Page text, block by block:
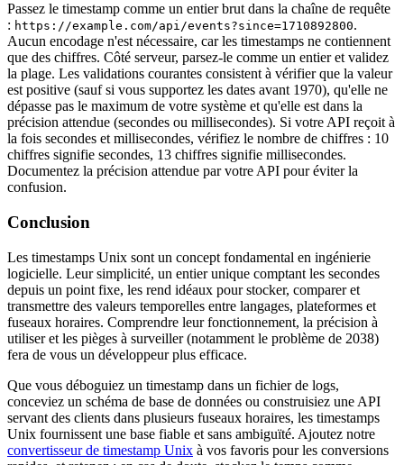
Passez le timestamp comme un entier brut dans la chaîne de requête
: https://example.com/api/events?since=1710892800.
Aucun encodage n'est nécessaire, car les timestamps ne contiennent
que des chiffres. Côté serveur, parsez-le comme un entier et validez
la plage. Les validations courantes consistent à vérifier que la valeur
est positive (sauf si vous supportez les dates avant 1970), qu'elle ne
dépasse pas le maximum de votre système et qu'elle est dans la
précision attendue (secondes ou millisecondes). Si votre API reçoit à
la fois secondes et millisecondes, vérifiez le nombre de chiffres : 10
chiffres signifie secondes, 13 chiffres signifie millisecondes.
Documentez la précision attendue par votre API pour éviter la
confusion.
Conclusion
Les timestamps Unix sont un concept fondamental en ingénierie
logicielle. Leur simplicité, un entier unique comptant les secondes
depuis un point fixe, les rend idéaux pour stocker, comparer et
transmettre des valeurs temporelles entre langages, plateformes et
fuseaux horaires. Comprendre leur fonctionnement, la précision à
utiliser et les pièges à surveiller (notamment le problème de 2038)
fera de vous un développeur plus efficace.
Que vous déboguiez un timestamp dans un fichier de logs,
conceviez un schéma de base de données ou construisiez une API
servant des clients dans plusieurs fuseaux horaires, les timestamps
Unix fournissent une base fiable et sans ambiguïté. Ajoutez notre
convertisseur de timestamp Unix à vos favoris pour les conversions